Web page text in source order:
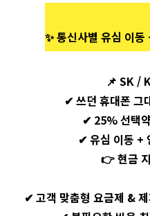
✨ 통신사별 유심 이
📌 SK /
✔ 쓰던 휴대폰 그
✔ 25% 선택
✔ 유심 이동 +
👉현금
✔ 고객 맞춤형 요금제 &